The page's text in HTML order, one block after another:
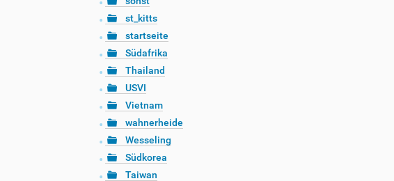
st_kitts
startseite
Südafrika
Thailand
USVI
Vietnam
wahnerheide
Wesseling
Südkorea
Taiwan